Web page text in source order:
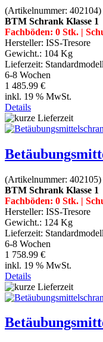
(Artikelnummer: 402104)
BTM Schrank Klasse 1
Fachböden: 0 Stk. |
Hersteller: ISS-Tresore
Gewicht.: 104 Kg
Lieferzeit:
6-8 Wochen
1 485.99 €
inkl. 19 % MwSt.
Details
(Artikelnummer: 402105)
BTM Schrank Klasse 1
Fachböden: 0 Stk. |
Hersteller: ISS-Tresore
Gewicht.: 124 Kg
Lieferzeit:
6-8 Wochen
1 758.99 €
inkl. 19 % MwSt.
Details